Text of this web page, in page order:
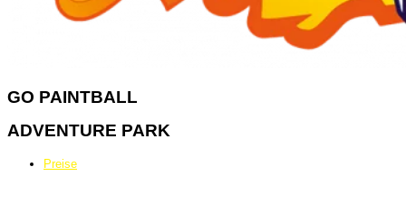
GO PAINTBALL
ADVENTURE PARK
Preise